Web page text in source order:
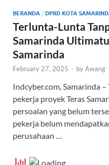
o
k
p
p
BERANDA / DPRD KOTA
Terlunta-Lunta
Samarinda
Samarinda
February 27, 2025 - byAwang
Indcyber.com, Samarinda
pekerja proyek Teras
persoalan yang belum
pekerja belum
perusahaan …